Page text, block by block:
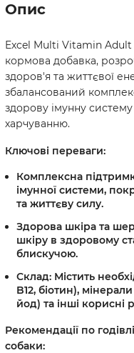
Опис
Excel Multi Vitamin Adult
кормова добавка,
здоров'я та життєвої
збалансований
здорову імунну
харчуванню.
Ключові переваги:
Комплексна
імунної системи,
та життєву силу.
Здорова шкіра та
шкіру в здоровому
блискучою.
Склад: Містить
B12, біотин),
йод) та інші корисні
Рекомендації по
собаки: